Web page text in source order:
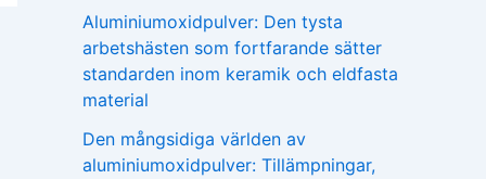
Aluminiumoxidpulver: Den tysta
arbetshästen som fortfarande sätter
standarden inom keramik och eldfasta
material
Den mångsidiga världen av
aluminiumoxidpulver: Tillämpningar,